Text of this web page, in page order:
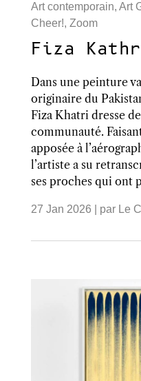
Art contemporain, Art
Cheer!, Zoom
Fiza
Dans une peinture
originaire du
Fiza Khatri dresse
communauté.
apposée à
l’artiste a su
ses proches qui ont
27 Jan 2026 | par Le